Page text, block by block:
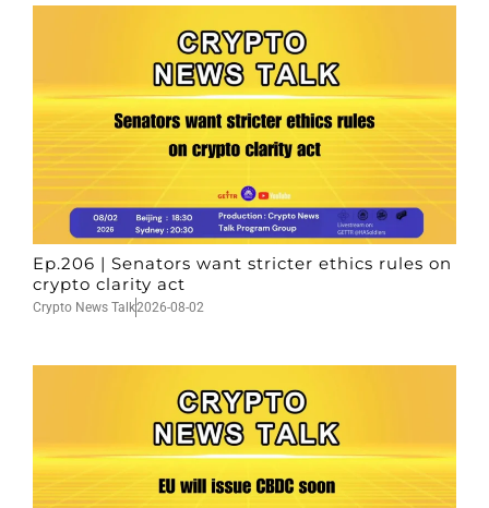
Ep.206 | Senators want stricter ethics rules on
crypto clarity act
Crypto News Talk2026-08-02